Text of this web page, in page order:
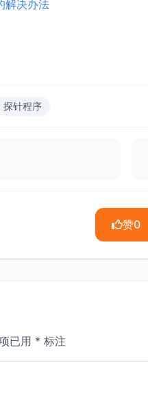
解决办法
探针程序
赞0
已用 * 标注